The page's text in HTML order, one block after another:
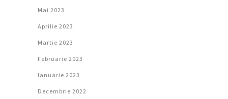
Mai 2023
Aprilie 2023
Martie 2023
Februarie 2023
Ianuarie 2023
Decembrie 2022